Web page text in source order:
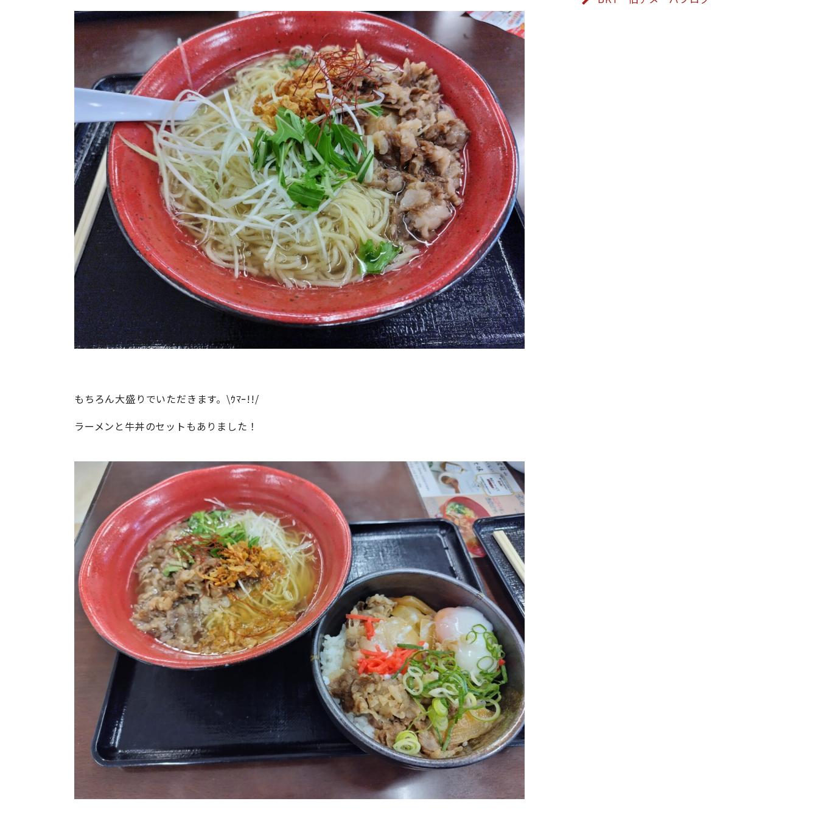
もちろん大盛りでいただきます。\ｳﾏｰ!!/
ラーメンと牛丼のセットもありました！